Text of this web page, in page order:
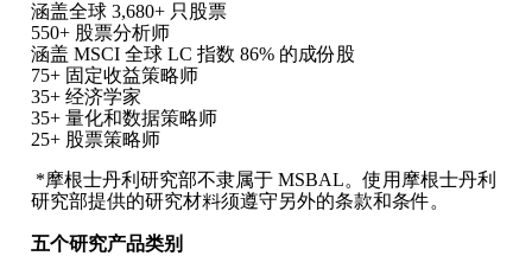
涵盖全球 3,680+ 只股票
550+ 股票分析师
涵盖 MSCI 全球 LC 指数 86% 的成份股
75+ 固定收益策略师
35+ 经济学家
35+ 量化和数据策略师
25+ 股票策略师
*摩根士丹利研究部不隶属于 MSBAL。使用摩根士丹利
研究部提供的研究材料须遵守另外的条款和条件。
五个研究产品类别